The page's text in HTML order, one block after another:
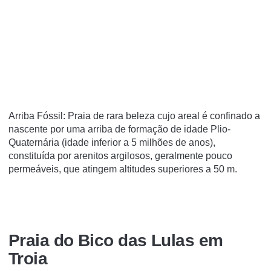
Arriba Fóssil: Praia de rara beleza cujo areal é confinado a
nascente por uma arriba de formação de idade Plio-
Quaternária (idade inferior a 5 milhões de anos),
constituída por arenitos argilosos, geralmente pouco
permeáveis, que atingem altitudes superiores a 50 m.
Praia do Bico das Lulas em
Troia